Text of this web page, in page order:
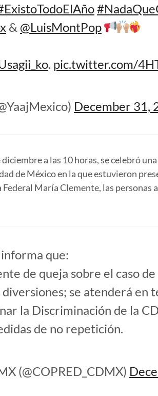
& @LuisMontPop
. pic.twitter.com/
December 31,
a las 10 horas, se celebró
de México en la que estuvieron
María Clemente, las personas
que:
de queja sobre el caso
se atenderá en
la Discriminación de la
de no repetición.
(@COPRED_CDMX)